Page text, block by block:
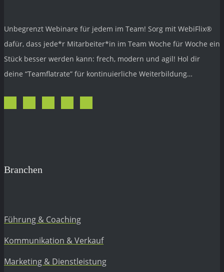
Unbegrenzt Webinare für jedem im Team! Sorg mit WebiFlix®
dafür, dass jede*r Mitarbeiter*in im Team Woche für Woche ein
Stück besser werden kann: frech, modern und agil! Hol dir
deine “Teamflatrate” für kontinuierliche Weiterbildung…
Branchen
Führung & Coaching
Kommunikation & Verkauf
Marketing & Dienstleistung